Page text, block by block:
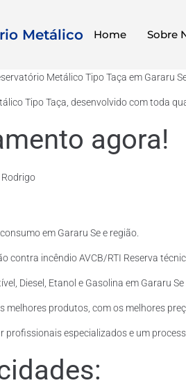
Metálico Home Sobre
Metálico Tipo Taça em Gararu
Tipo Taça, desenvolvido com toda
agora!
em Gararu Se e região.
contra incêndio AVCB/RTI Reserva
Diesel, Etanol e Gasolina em Gararu Se
melhores produtos, com os melhores
especializados e um